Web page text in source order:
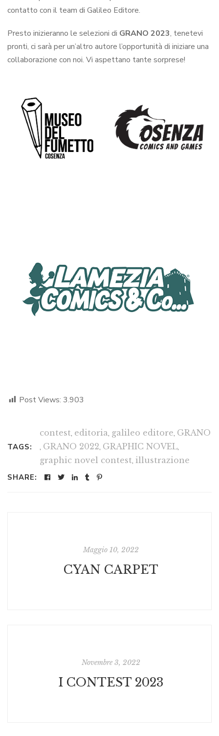
contatto con il team di Galileo Editore.
Presto inizieranno le selezioni di GRANO 2023, tenetevi
pronti, ci sarà per un’altro autore l’opportunità di iniziare una
collaborazione con noi. Vi aspettano tante sorprese!
Post Views: 3.903
TAGS:
contest, editoria, galileo editore, GRANO
, GRANO 2022, GRAPHIC NOVEL,
graphic novel contest, illustrazione
SHARE:
Maggio 10, 2022
CYAN CARPET
Novembre 3, 2022
I CONTEST 2023